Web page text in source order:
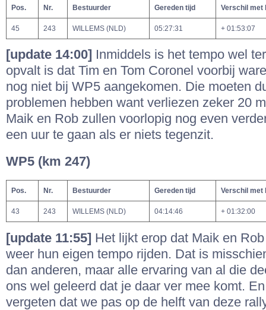
Pos. Nr. Bestuurder Gereden tijd Verschil met
45 243 WILLEMS (NLD) 05:27:31 + 01:53:07
[update 14:00] Inmiddels is het tempo wel
opvalt is dat Tim en Tom Coronel voorbij
nog niet bij WP5 aangekomen. Die moeten
problemen hebben want verliezen zeker 20
Maik en Rob zullen voorlopig nog even
een uur te gaan als er niets tegenzit.
WP5 (km 247)
Pos. Nr. Bestuurder Gereden tijd Verschil met
43 243 WILLEMS (NLD) 04:14:46 + 01:32:00
[update 11:55] Het lijkt erop dat Maik en
weer hun eigen tempo rijden. Dat is
dan anderen, maar alle ervaring van al die
ons wel geleerd dat je daar ver mee komt.
vergeten dat we pas op de helft van deze